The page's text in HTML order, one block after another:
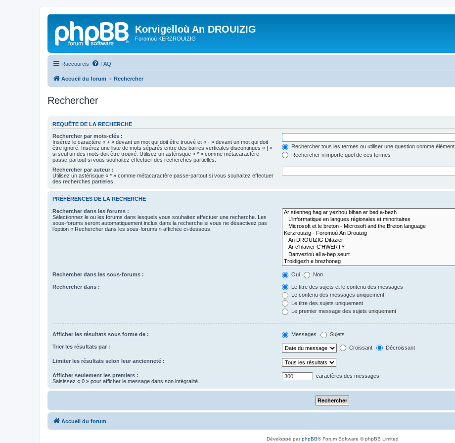
Korvigelloù An DROUIZIG
Foromoù KERZROUIZIG
Raccourcis FAQ
Accueil du forum Rechercher
Rechercher
REQUÊTE DE LA RECHERCHE
Rechercher par mots-clés :
Insérez le caractère « + » devant un mot qui doit être trouvé et « - » devant un mot qui doit
être ignoré. Insérez une liste de mots séparés entre des barres verticales discontinues « | »
si seul un des mots doit être trouvé. Utilisez un astérisque « * » comme métacaractère
passe-partout si vous souhaitez effectuer des recherches partielles.
Rechercher tous les termes ou utiliser une question comme élément
Rechercher n’importe quel de ces termes
Rechercher par auteur :
Utilisez un astérisque « * » comme métacaractère passe-partout si vous souhaitez effectuer
des recherches partielles.
PRÉFÉRENCES DE LA RECHERCHE
Rechercher dans les forums :
Sélectionnez le ou les forums dans lesquels vous souhaitez effectuer une recherche. Les
sous-forums seront automatiquement inclus dans la recherche si vous ne désactivez pas
l’option « Rechercher dans les sous-forums » affichée ci-dessous.
Rechercher dans les sous-forums : Oui Non
Rechercher dans :
Le titre des sujets et le contenu des messages
Le contenu des messages uniquement
Le titre des sujets uniquement
Le premier message des sujets uniquement
Afficher les résultats sous forme de : Messages Sujets
Trier les résultats par : Croissant Décroissant
Limiter les résultats selon leur ancienneté :
Afficher seulement les premiers :
Saisissez « 0 » pour afficher le message dans son intégralité.
caractères des messages
Accueil du forum
Développé parphpBB® Forum Software © phpBB Limited